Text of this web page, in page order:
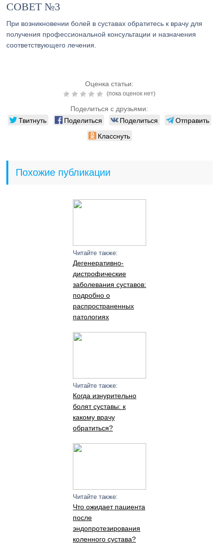
СОВЕТ №3
При возникновении болей в суставах обратитесь к врачу для
получения профессиональной консультации и назначения
соответствующего лечения.
Оценка статьи:
(пока оценок нет)
Поделиться с друзьями:
Твитнуть Поделиться Поделиться
Отправить
Класснуть
Похожие публикации
Читайте также:
Дегенеративно-
дистрофические
заболевания суставов:
подробно о
распространенных
патологиях
Читайте также:
Когда изнурительно
болят суставы: к
какому врачу
обратиться?
Читайте также:
Что ожидает пациента
после
эндопротезирования
коленного сустава?